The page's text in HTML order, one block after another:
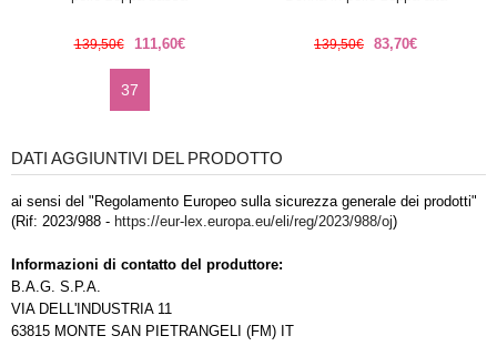
139,50€ 111,60€
37
139,50€ 83,70€
DATI AGGIUNTIVI DEL PRODOTTO
ai sensi del "Regolamento Europeo sulla sicurezza generale dei prodotti"
(Rif: 2023/988 - https://eur-lex.europa.eu/eli/reg/2023/988/oj)
Informazioni di contatto del produttore:
B.A.G. S.P.A.
VIA DELL'INDUSTRIA 11
63815 MONTE SAN PIETRANGELI (FM) IT